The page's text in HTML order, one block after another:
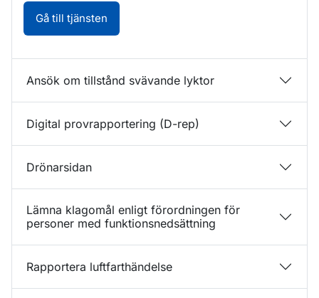
Gå till tjänsten
Ansök om tillstånd svävande lyktor
Digital provrapportering (D-rep)
Drönarsidan
Lämna klagomål enligt förordningen för
personer med funktionsnedsättning
Rapportera luftfarthändelse